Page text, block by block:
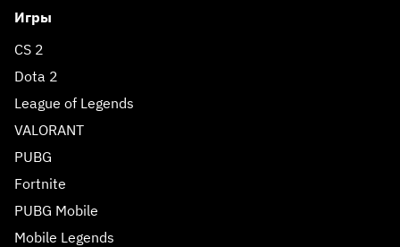
Игры
CS 2
Dota 2
League of Legends
VALORANT
PUBG
Fortnite
PUBG Mobile
Mobile Legends